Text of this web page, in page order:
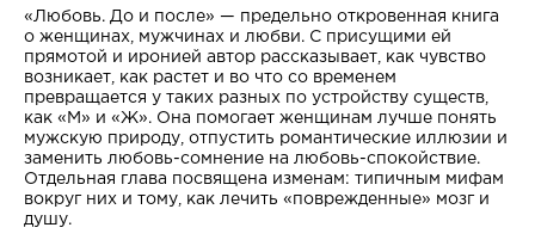
«Любовь. До и после» — предельно откровенная книга
о женщинах, мужчинах и любви. С присущими ей
прямотой и иронией автор рассказывает, как чувство
возникает, как растет и во что со временем
превращается у таких разных по устройству существ,
как «М» и «Ж». Она помогает женщинам лучше понять
мужскую природу, отпустить романтические иллюзии и
заменить любовь-сомнение на любовь-спокойствие.
Отдельная глава посвящена изменам: типичным мифам
вокруг них и тому, как лечить «поврежденные» мозг и
душу.